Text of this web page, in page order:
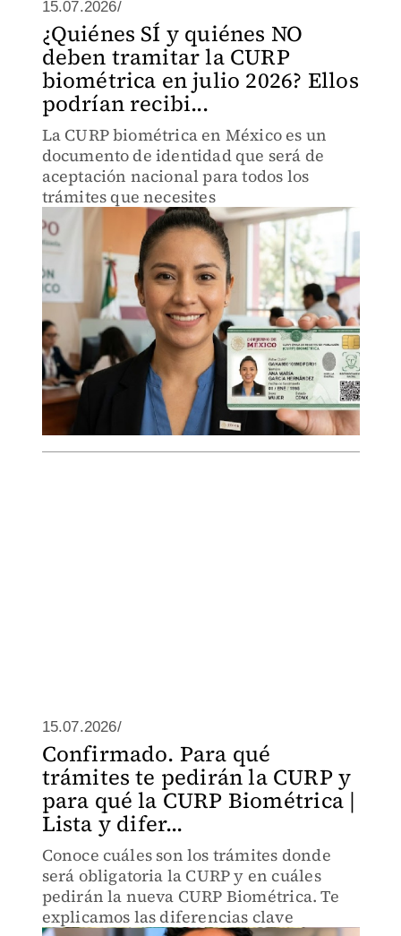
15.07.2026/
¿Quiénes SÍ y quiénes NO
deben tramitar la CURP
biométrica en julio 2026? Ellos
podrían recibi...
La CURP biométrica en México es un
documento de identidad que será de
aceptación nacional para todos los
trámites que necesites
15.07.2026/
Confirmado. Para qué
trámites te pedirán la CURP y
para qué la CURP Biométrica |
Lista y difer...
Conoce cuáles son los trámites donde
será obligatoria la CURP y en cuáles
pedirán la nueva CURP Biométrica. Te
explicamos las diferencias clave